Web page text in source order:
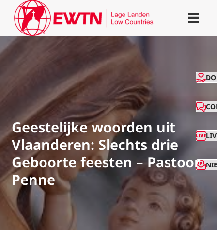
Geestelijke woorden uit
Vlaanderen: Slechts drie
Geboorte feesten – Pastoor
Penne